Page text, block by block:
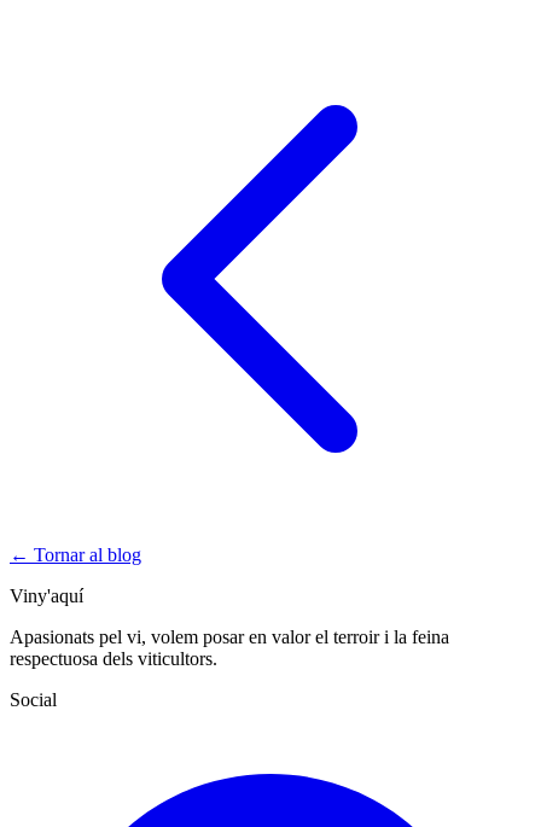
← Tornar al blog
Viny'aquí
Apasionats pel vi, volem posar en valor el terroir i la feina
respectuosa dels viticultors.
Social